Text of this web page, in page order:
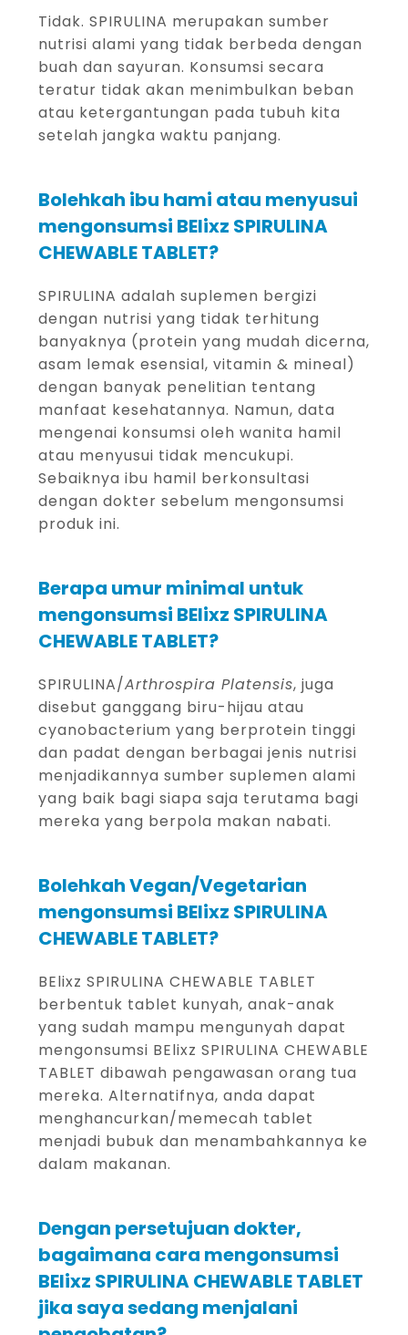
Tidak. SPIRULINA merupakan sumber
nutrisi alami yang tidak berbeda dengan
buah dan sayuran. Konsumsi secara
teratur tidak akan menimbulkan beban
atau ketergantungan pada tubuh kita
setelah jangka waktu panjang.
Bolehkah ibu hami atau menyusui
mengonsumsi BElixz SPIRULINA
CHEWABLE TABLET?
SPIRULINA adalah suplemen bergizi
dengan nutrisi yang tidak terhitung
banyaknya (protein yang mudah dicerna,
asam lemak esensial, vitamin & mineal)
dengan banyak penelitian tentang
manfaat kesehatannya. Namun, data
mengenai konsumsi oleh wanita hamil
atau menyusui tidak mencukupi.
Sebaiknya ibu hamil berkonsultasi
dengan dokter sebelum mengonsumsi
produk ini.
Berapa umur minimal untuk
mengonsumsi BElixz SPIRULINA
CHEWABLE TABLET?
SPIRULINA/Arthrospira Platensis, juga
disebut ganggang biru-hijau atau
cyanobacterium yang berprotein tinggi
dan padat dengan berbagai jenis nutrisi
menjadikannya sumber suplemen alami
yang baik bagi siapa saja terutama bagi
mereka yang berpola makan nabati.
Bolehkah Vegan/Vegetarian
mengonsumsi BElixz SPIRULINA
CHEWABLE TABLET?
BElixz SPIRULINA CHEWABLE TABLET
berbentuk tablet kunyah, anak-anak
yang sudah mampu mengunyah dapat
mengonsumsi BElixz SPIRULINA CHEWABLE
TABLET dibawah pengawasan orang tua
mereka. Alternatifnya, anda dapat
menghancurkan/memecah tablet
menjadi bubuk dan menambahkannya ke
dalam makanan.
Dengan persetujuan dokter,
bagaimana cara mengonsumsi
BElixz SPIRULINA CHEWABLE TABLET
jika saya sedang menjalani